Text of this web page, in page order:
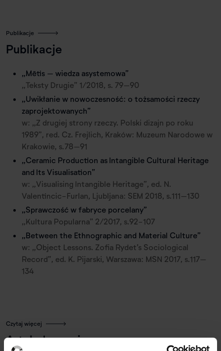
Publikacje
Publikacje
„Mētis – wiedza asystemowa”
„Teksty Drugie” 1/2018, s. 79–90
„Uwikłanie w nowoczesność: o tożsamości rzeczy
zaprojektowanych”
w: „Z drugiej strony rzeczy. Polski dizajn po roku
1989”, red. Cz. Frejlich, Kraków: Muzeum Narodowe w
Krakowie, s.78–91
„Ceramic Production as Intangible Cultural Heritage
and Its Visualisation”
w: „Visualising Intangible Heritage”, ed. N.
Valentincic-Furlan, Ljubljana: SEM 2018, s.111–130
„Sprawczość w fabryce porcelany”
„Kultura Popularna” 2/2017, s.92-107
„Between the Ethnographic and Material Culture”
w: „Object Lessons. Zofia Rydet’s Sociological
Record”, ed. K. Pijarski, Warszawa: MSN 2017, s.117–
134
Czytaj więcej
Artykuły powiązane